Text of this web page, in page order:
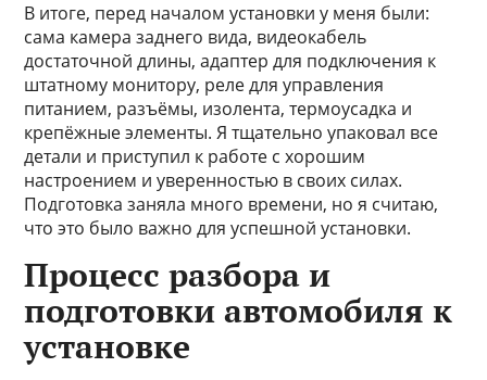
В итоге, перед началом установки у меня были:
сама камера заднего вида, видеокабель
достаточной длины, адаптер для подключения к
штатному монитору, реле для управления
питанием, разъёмы, изолента, термоусадка и
крепёжные элементы. Я тщательно упаковал все
детали и приступил к работе с хорошим
настроением и уверенностью в своих силах.
Подготовка заняла много времени, но я считаю,
что это было важно для успешной установки.
Процесс разбора и
подготовки автомобиля к
установке